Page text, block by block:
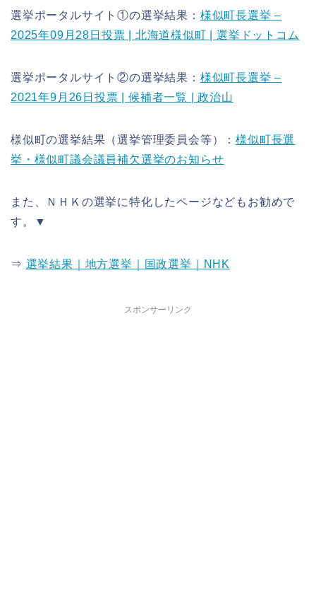
選挙ポータルサイト①の選挙結果： 様似町長選挙 –
2025年09月28日投票 | 北海道様似町 | 選挙ドットコム
選挙ポータルサイト②の選挙結果： 様似町長選挙 –
2021年9月26日投票 | 候補者一覧 | 政治山
様似町の選挙結果（選挙管理委員会等）：様似町長選
挙・様似町議会議員補欠選挙のお知らせ
また、ＮＨＫの選挙に特化したページなどもお勧めで
す。▼
⇒ 選挙結果｜地方選挙｜国政選挙｜NHK
スポンサーリンク